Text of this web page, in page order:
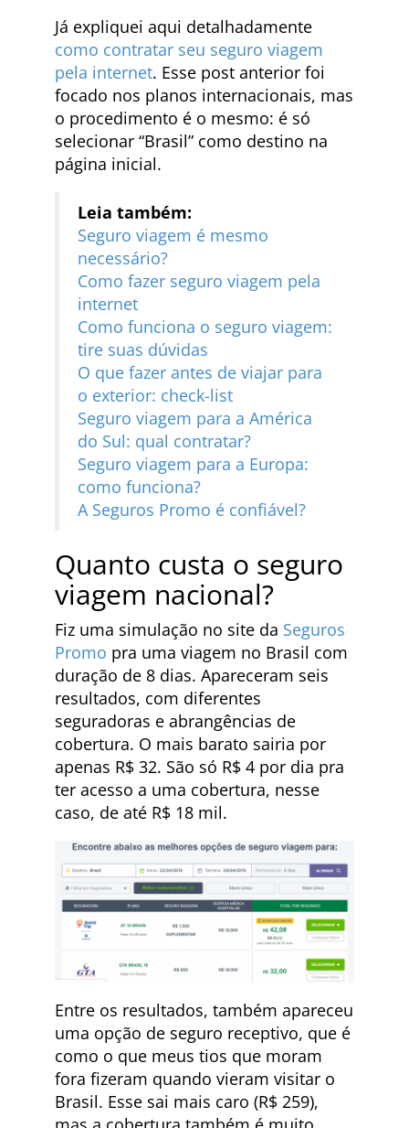
Já expliquei aqui detalhadamente
como contratar seu seguro viagem
pela internet. Esse post anterior foi
focado nos planos internacionais, mas
o procedimento é o mesmo: é só
selecionar “Brasil” como destino na
página inicial.
Leia também:
Seguro viagem é mesmo
necessário?
Como fazer seguro viagem pela
internet
Como funciona o seguro viagem:
tire suas dúvidas
O que fazer antes de viajar para
o exterior: check-list
Seguro viagem para a América
do Sul: qual contratar?
Seguro viagem para a Europa:
como funciona?
A Seguros Promo é confiável?
Quanto custa o seguro
viagem nacional?
Fiz uma simulação no site da Seguros
Promo pra uma viagem no Brasil com
duração de 8 dias. Apareceram seis
resultados, com diferentes
seguradoras e abrangências de
cobertura. O mais barato sairia por
apenas R$ 32. São só R$ 4 por dia pra
ter acesso a uma cobertura, nesse
caso, de até R$ 18 mil.
Entre os resultados, também apareceu
uma opção de seguro receptivo, que é
como o que meus tios que moram
fora fizeram quando vieram visitar o
Brasil. Esse sai mais caro (R$ 259),